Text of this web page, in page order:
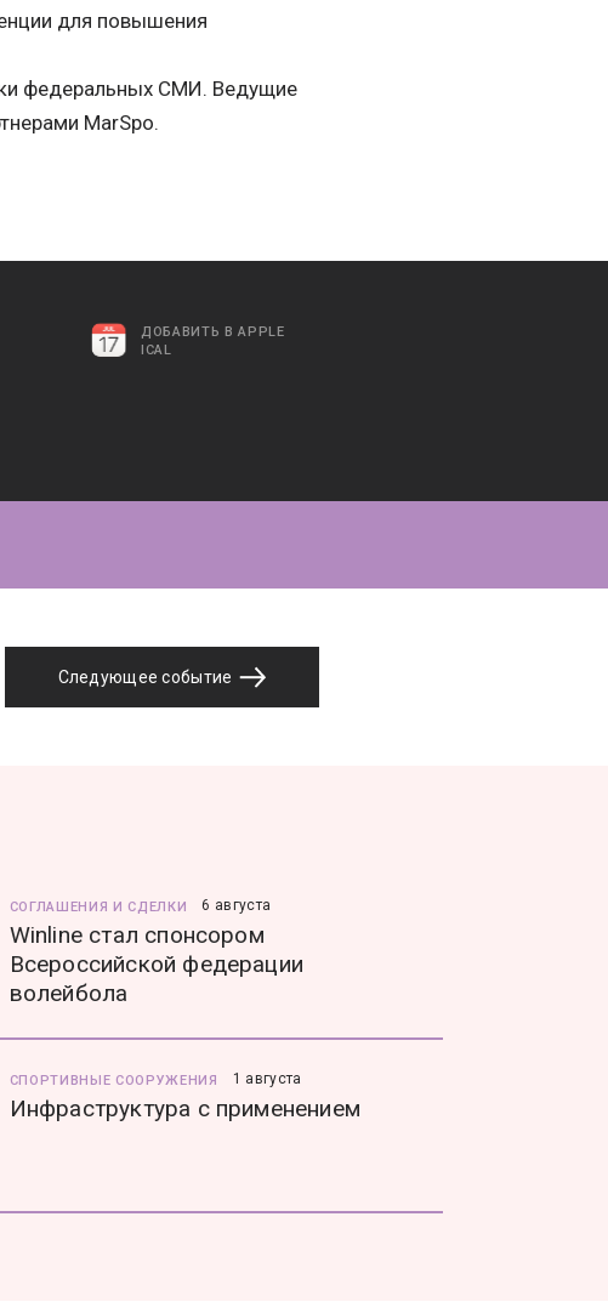
для повышения
федеральных СМИ. Ведущие
MarSpo.
ДОБАВИТЬ В APPLE
ICAL
Следующее событие
СОГЛАШЕНИЯ И СДЕЛКИ 6 августа
Winline стал спонсором
Всероссийской федерации
волейбола
СПОРТИВНЫЕ СООРУЖЕНИЯ 1 августа
Инфраструктура с применением